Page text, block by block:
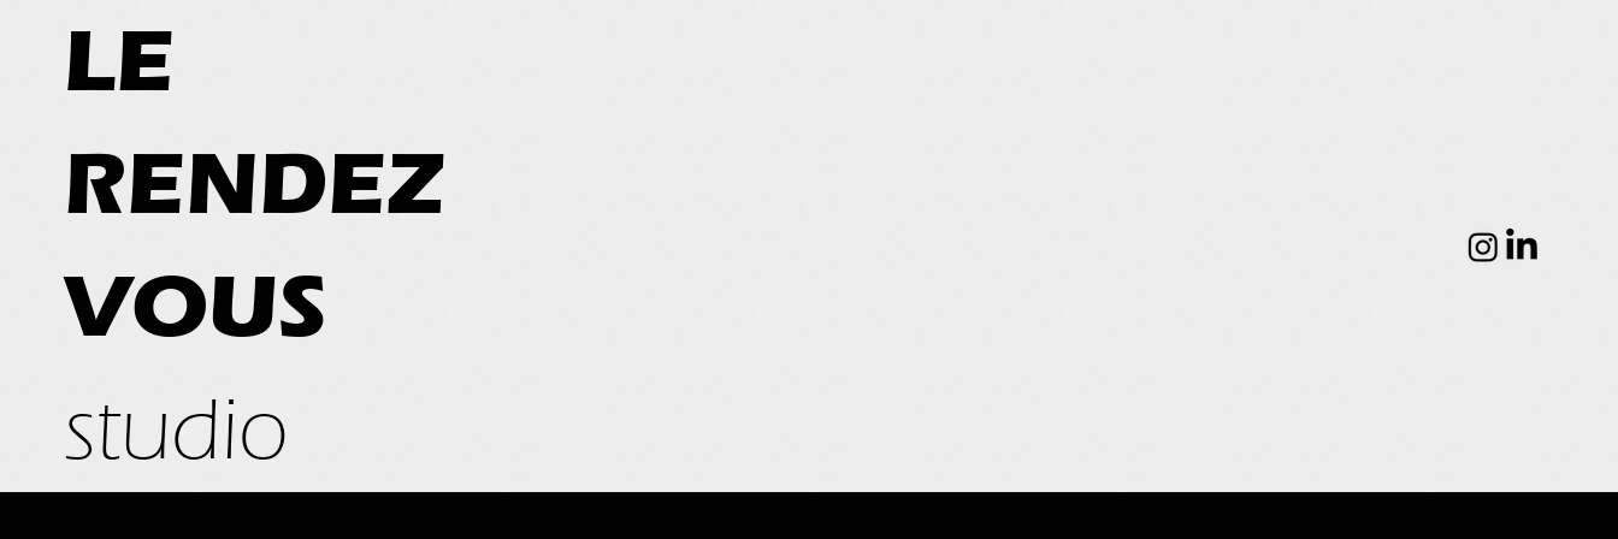
LE
RENDEZ
VOUS
studio